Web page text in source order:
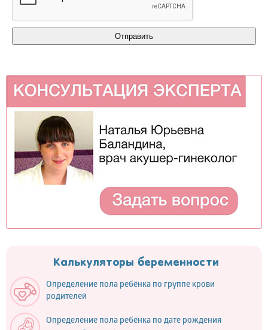
Калькуляторы беременности
Определение пола ребёнка по группе крови
родителей
Определение пола ребёнка по дате рождения